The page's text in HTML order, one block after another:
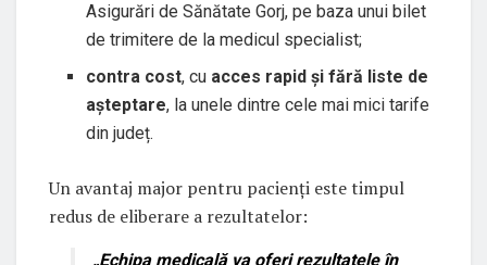
Asigurări de Sănătate Gorj, pe baza unui bilet
de trimitere de la medicul specialist;
contra cost, cu acces rapid și fără liste de
așteptare, la unele dintre cele mai mici tarife
din județ.
Un avantaj major pentru pacienți este timpul
redus de eliberare a rezultatelor:
„Echipa medicală va oferi rezultatele în